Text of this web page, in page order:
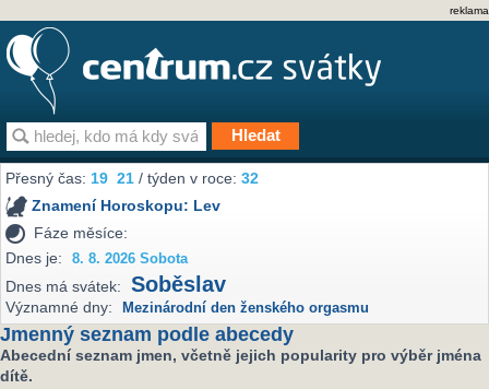
reklama
Přesný čas:19 21 / týden v roce:32
Znamení Horoskopu: Lev
Fáze měsíce:
Dnes je:
8. 8. 2026 Sobota
Dnes má svátek: Soběslav
Významné dny: Mezinárodní den ženského orgasmu
Jmenný seznam podle abecedy
Abecední seznam jmen, včetně jejich popularity pro výběr jména
dítě.